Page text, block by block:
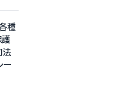
種
護
法
ー